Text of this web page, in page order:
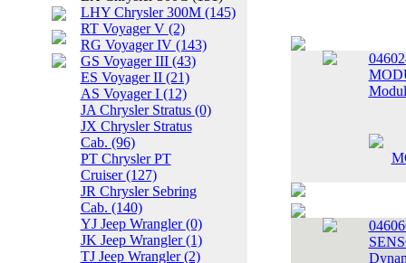
LHY Chrysler 300M (145)
RT Voyager V (2)
RG Voyager IV (143)
GS Voyager III (43)
ES Voyager II (21)
AS Voyager I (12)
JA Chrysler Stratus (0)
JX Chrysler Stratus
Cab. (96)
PT Chrysler PT
Cruiser(127)
JR Chrysler Sebring
Cab. (140)
YJ Jeep Wrangler(0)
JK Jeep Wrangler(1)
TJ Jeep Wrangler(2)